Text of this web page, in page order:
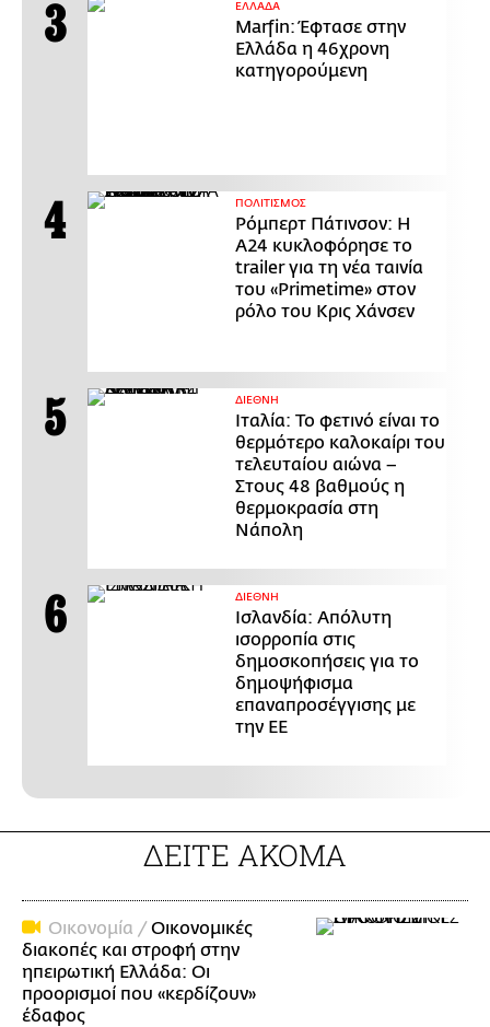
ΕΛΛΑΔΑ
Marfin: Έφτασε στην
Ελλάδα η 46χρονη
κατηγορούμενη
ΠΟΛΙΤΙΣΜΟΣ
Ρόμπερτ Πάτινσον: Η
Α24 κυκλοφόρησε το
trailer για τη νέα ταινία
του «Primetime» στον
ρόλο του Κρις Χάνσεν
ΔΙΕΘΝΗ
Ιταλία: Το φετινό είναι το
θερμότερο καλοκαίρι του
τελευταίου αιώνα –
Στους 48 βαθμούς η
θερμοκρασία στη
Νάπολη
ΔΙΕΘΝΗ
Ισλανδία: Απόλυτη
ισορροπία στις
δημοσκοπήσεις για το
δημοψήφισμα
επαναπροσέγγισης με
την ΕΕ
ΔΕΙΤΕ ΑΚΟΜΑ
Οικονομία /Οικονομικές
διακοπές και στροφή στην
ηπειρωτική Ελλάδα: Οι
προορισμοί που «κερδίζουν»
έδαφος